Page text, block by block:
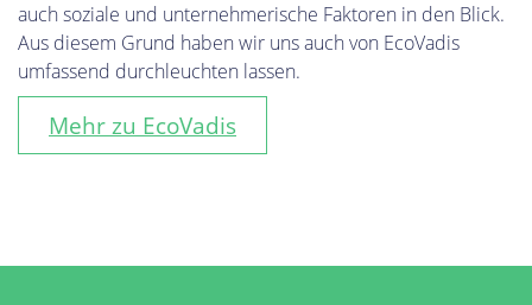
auch soziale und unternehmerische Faktoren in den Blick.
Aus diesem Grund haben wir uns auch von EcoVadis
umfassend durchleuchten lassen.
Mehr zu EcoVadis